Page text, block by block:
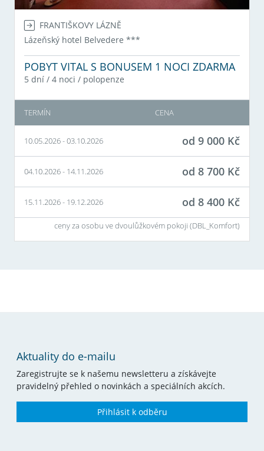
FRANTIŠKOVY LÁZNĚ
Lázeňský hotel Belvedere ***
POBYT VITAL S BONUSEM 1 NOCI ZDARMA
5 dní / 4 noci / polopenze
TERMÍN CENA
10.05.2026-03.10.2026 od 9 000 Kč
04.10.2026- 14.11.2026 od 8 700 Kč
15.11.2026- 19.12.2026 od 8 400 Kč
ceny za osobu ve dvoulůžkovém pokoji (DBL_Komfort)
Aktuality do e-mailu
Zaregistrujte se k našemu newsletteru a získávejte
pravidelný přehled o novinkách a speciálních akcích.
Přihlásit k odběru